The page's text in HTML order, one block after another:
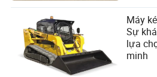
Máy
Sự
lựa
minh